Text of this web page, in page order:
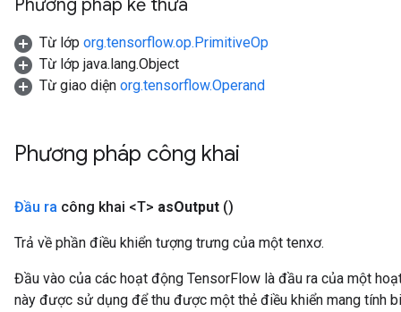
Phương pháp kế thừa
Từ lớp org.tensorflow.op.PrimitiveOp
Từ lớp java.lang.Object
Từ giao diện org.tensorflow.Operand
Phương pháp công khai
Đầu ra công khai <T> asOutput ()
Trả về phần điều khiển tượng trưng của một tenxơ.
Đầu vào của các hoạt động TensorFlow là đầu ra của một
này được sử dụng để thu được một thẻ điều khiển mang tính